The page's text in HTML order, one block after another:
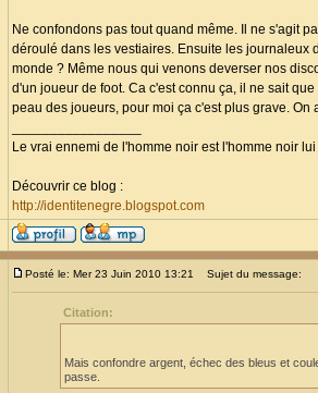
Ne confondons pas tout quand même. Il ne s'agit
déroulé dans les vestiaires. Ensuite les journaleux
monde ? Même nous qui venons deverser nos
d'un joueur de foot. Ca c'est connu ça, il ne sait
peau des joueurs, pour moi ça c'est plus grave.
Le vrai ennemi de l'homme noir est l'homme noir
Découvrir ce blog :
http://identitenegre.blogspot.com
Posté le: Mer 23 Juin 2010 13:21 Sujet du message:
Citation:
Mais confondre argent, échec des bleus et
passe.